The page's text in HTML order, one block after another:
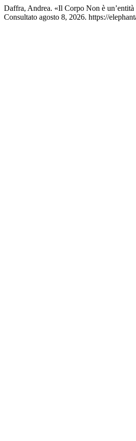
Daffra, Andrea. «Il Corpo Non è
Consultato agosto 8, 2026. https://